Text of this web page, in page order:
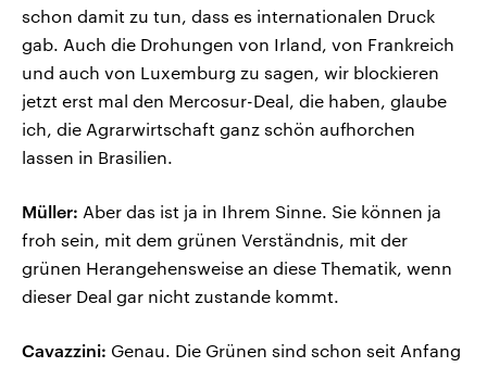
schon damit zu tun, dass es internationalen Druck
gab. Auch die Drohungen von Irland, von Frankreich
und auch von Luxemburg zu sagen, wir blockieren
jetzt erst mal den Mercosur-Deal, die haben, glaube
ich, die Agrarwirtschaft ganz schön aufhorchen
lassen in Brasilien.
Müller: Aber das ist ja in Ihrem Sinne. Sie können ja
froh sein, mit dem grünen Verständnis, mit der
grünen Herangehensweise an diese Thematik, wenn
dieser Deal gar nicht zustande kommt.
Cavazzini: Genau. Die Grünen sind schon seit Anfang